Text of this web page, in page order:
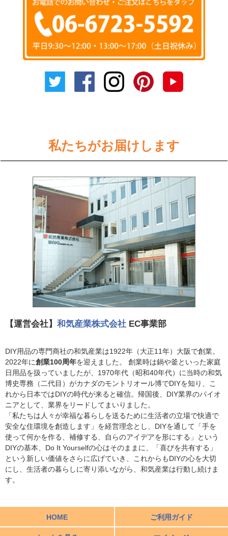
私たちがお届けします
【運営会社】 和気産業株式会社 EC事業部
DIY用品の専門商社の和気産業は1922年（大正11年）大阪で創業。
2022年に創業100周年を迎えました。 創業時は鍋や釜といった家庭
日用品を扱っていましたが、1970年代（昭和40年代）に当時の和気
博史専務（二代目）がカナダのモントリオール博でDIYを知り、こ
れから日本ではDIYの時代が来ると確信。帰国後、DIY業界のパイオ
ニアとして、業界をリードしてまいりました。
「私たちは人々が幸福な暮らしを送るために生活者の立場で快適で
安全な住環境を創造します」を経営理念とし、DIYを通して「手を
使って何かを作る、補修する、自らのアイデアを形にする」という
DIYの基本、Do It Yourselfの心はそのままに、「喜びを共有する」
という新しい価値をさらに広げていき、これからもDIYの心を大切
にし、生活者の暮らしに寄り添いながら、和気産業は行動し続けま
す。
HOME ご利用ガイド